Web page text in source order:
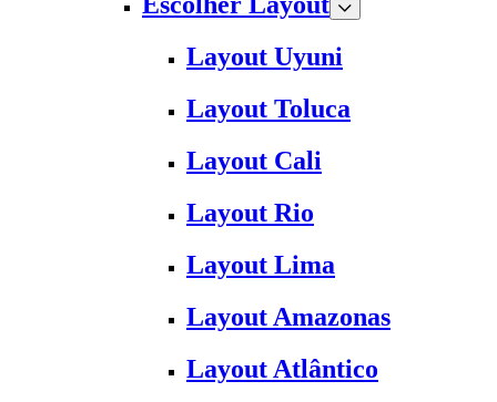
Layout Uyuni
Layout Toluca
Layout Cali
Layout Rio
Layout Lima
Layout Amazonas
Layout Atlântico